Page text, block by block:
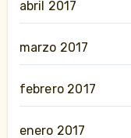
abril 2017
marzo 2017
febrero 2017
enero 2017